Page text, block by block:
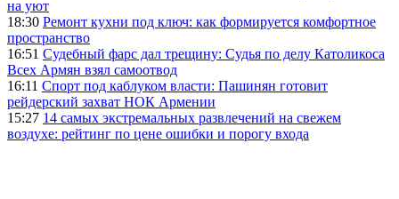
на уют
18:30 Ремонт кухни под ключ: как формируется комфортное
пространство
16:51 Судебный фарс дал трещину: Судья по делу Католикоса
Всех Армян взял самоотвод
16:11 Спорт под каблуком власти: Пашинян готовит
рейдерский захват НОК Армении
15:27 14 самых экстремальных развлечений на свежем
воздухе: рейтинг по цене ошибки и порогу входа